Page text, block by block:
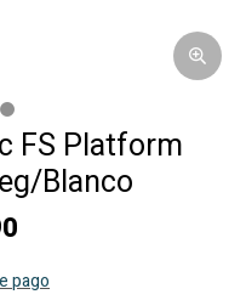
FS Platform
Blanco
pago